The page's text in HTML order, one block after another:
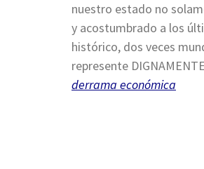
nuestro estado no
y acostumbrado a los
histórico, dos veces
represente
derrama económica